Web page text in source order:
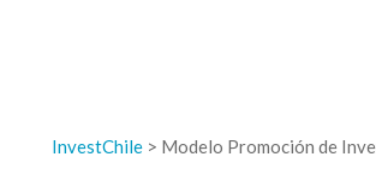
InvestChile > Modelo Promoción de